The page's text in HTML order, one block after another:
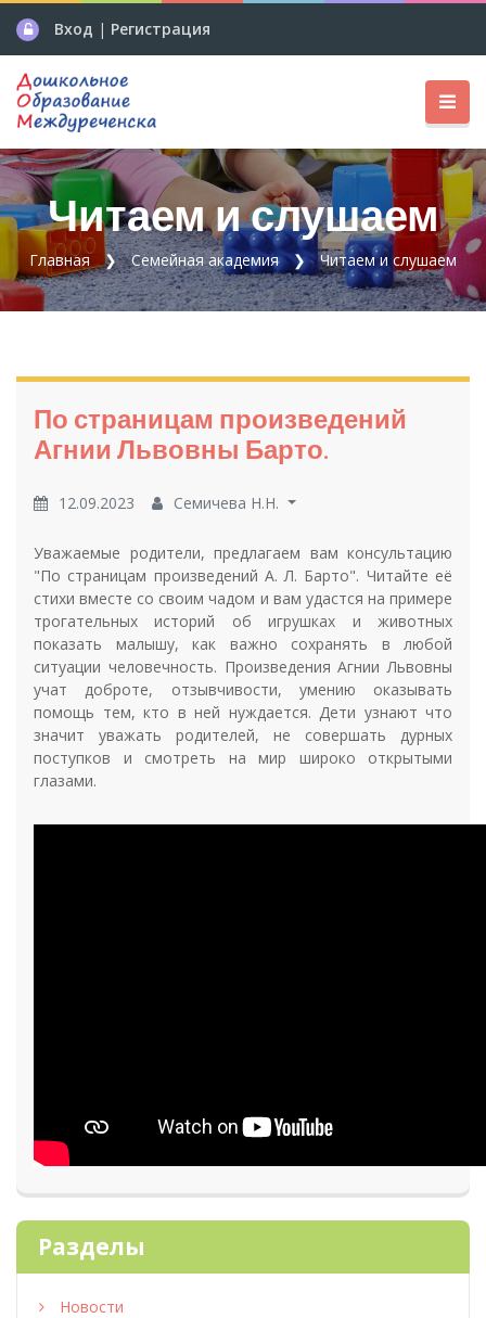
Вход | Регистрация
Читаем и слушаем
Главная Семейная академия Читаем и слушаем
По страницам произведений
Агнии Львовны Барто.
12.09.2023 Семичева Н.Н.
Уважаемые родители, предлагаем вам консультацию
"По страницам произведений А. Л. Барто". Читайте её
стихи вместе со своим чадом и вам удастся на примере
трогательных историй об игрушках и животных
показать малышу, как важно сохранять в любой
ситуации человечность. Произведения Агнии Львовны
учат доброте, отзывчивости, умению оказывать
помощь тем, кто в ней нуждается. Дети узнают что
значит уважать родителей, не совершать дурных
поступков и смотреть на мир широко открытыми
глазами.
Разделы
Новости